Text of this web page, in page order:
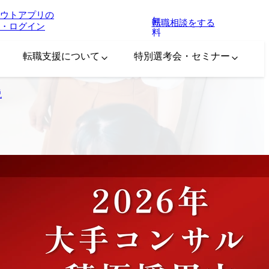
トアプリの
ログイン
無
料
転職相談をする
転職支援について 特別選考会・セミナー